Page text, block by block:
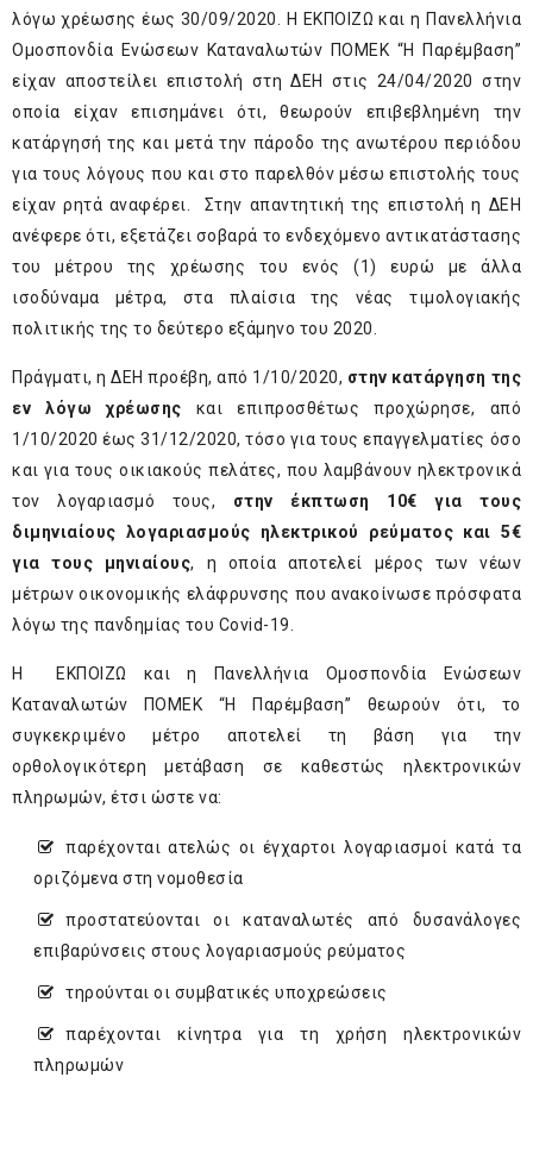
λόγω χρέωσης έως 30/09/2020. Η ΕΚΠΟΙΖΩ και η Πανελλήνια
Ομοσπονδία Ενώσεων Καταναλωτών ΠΟΜΕΚ “Η Παρέμβαση”
είχαν αποστείλει επιστολή στη ΔΕΗ στις 24/04/2020 στην
οποία είχαν επισημάνει ότι, θεωρούν επιβεβλημένη την
κατάργησή της και μετά την πάροδο της ανωτέρου περιόδου
για τους λόγους που και στο παρελθόν μέσω επιστολής τους
είχαν ρητά αναφέρει. Στην απαντητική της επιστολή η ΔΕΗ
ανέφερε ότι, εξετάζει σοβαρά το ενδεχόμενο αντικατάστασης
του μέτρου της χρέωσης του ενός (1) ευρώ με άλλα
ισοδύναμα μέτρα, στα πλαίσια της νέας τιμολογιακής
πολιτικής της το δεύτερο εξάμηνο του 2020.
Πράγματι, η ΔΕΗ προέβη, από 1/10/2020, στην κατάργηση της
εν λόγω χρέωσης και επιπροσθέτως προχώρησε, από
1/10/2020 έως 31/12/2020, τόσο για τους επαγγελματίες όσο
και για τους οικιακούς πελάτες, που λαμβάνουν ηλεκτρονικά
τον λογαριασμό τους, στην έκπτωση 10€ για τους
διμηνιαίους λογαριασμούς ηλεκτρικού ρεύματος και 5€
για τους μηνιαίους, η οποία αποτελεί μέρος των νέων
μέτρων οικονομικής ελάφρυνσης που ανακοίνωσε πρόσφατα
λόγω της πανδημίας του Covid-19.
Η ΕΚΠΟΙΖΩ και η Πανελλήνια Ομοσπονδία Ενώσεων
Καταναλωτών ΠΟΜΕΚ “Η Παρέμβαση” θεωρούν ότι, το
συγκεκριμένο μέτρο αποτελεί τη βάση για την
ορθολογικότερη μετάβαση σε καθεστώς ηλεκτρονικών
πληρωμών, έτσι ώστε να:
παρέχονται ατελώς οι έγχαρτοι λογαριασμοί κατά τα
οριζόμενα στη νομοθεσία
προστατεύονται οι καταναλωτές από δυσανάλογες
επιβαρύνσεις στους λογαριασμούς ρεύματος
τηρούνται οι συμβατικές υποχρεώσεις
παρέχονται κίνητρα για τη χρήση ηλεκτρονικών
πληρωμών